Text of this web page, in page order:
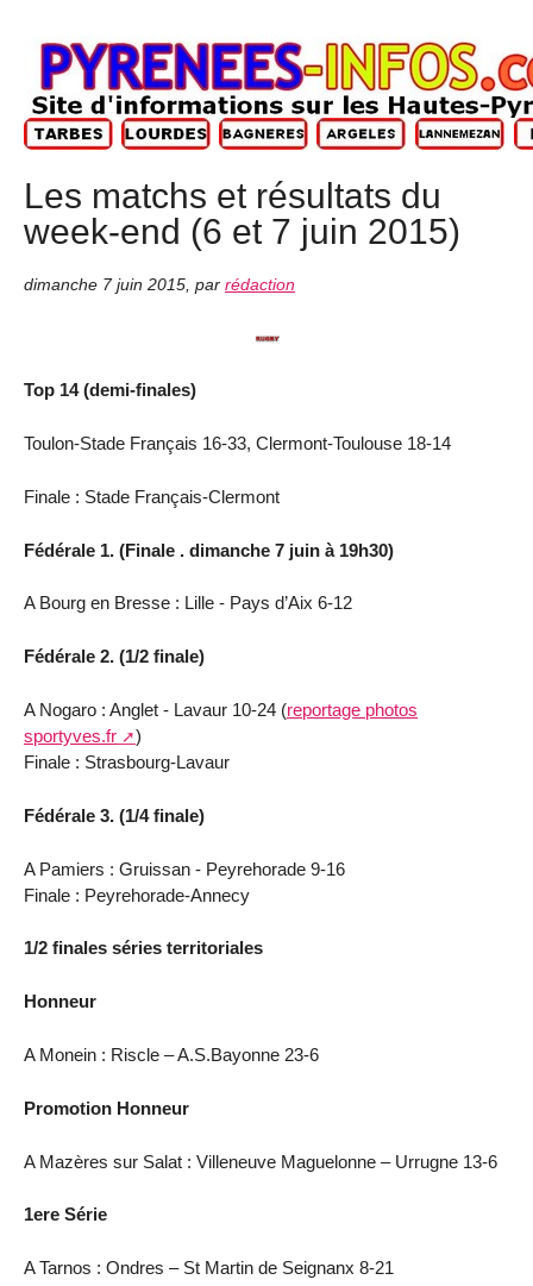
Les matchs et résultats du
week-end (6 et 7 juin 2015)
dimanche 7 juin 2015 par rédaction
Top 14 (demi-finales)
Toulon-Stade Français 16-33, Clermont-Toulouse 18-14
Finale : Stade Français-Clermont
Fédérale 1. (Finale . dimanche 7 juin à 19h30)
A Bourg en Bresse : Lille - Pays d’Aix 6-12
Fédérale 2. (1/2 finale)
A Nogaro : Anglet - Lavaur 10-24 (reportage photos
sportyves.fr
)
Finale : Strasbourg-Lavaur
Fédérale 3. (1/4 finale)
A Pamiers : Gruissan - Peyrehorade 9-16
Finale : Peyrehorade-Annecy
1/2 finales séries territoriales
Honneur
A Monein : Riscle – A.S.Bayonne 23-6
Promotion Honneur
A Mazères sur Salat : Villeneuve Maguelonne – Urrugne 13-6
1ere Série
A Tarnos : Ondres – St Martin de Seignanx 8-21